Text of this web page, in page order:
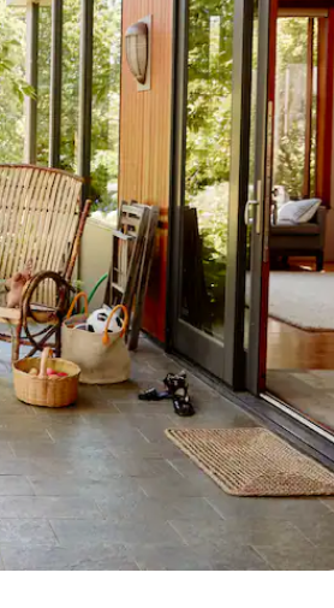
hacia arriba y hacia abajo, o bien